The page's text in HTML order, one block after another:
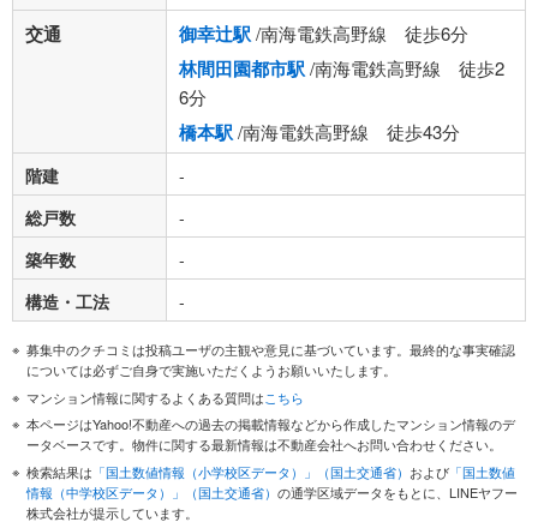
交通 御幸辻駅/南海電鉄高野線 徒歩6分
林間田園都市駅/南海電鉄高野線 徒歩2
6分
橋本駅/南海電鉄高野線 徒歩43分
階建
-
総戸数
-
築年数
-
構造・工法
-
募集中のクチコミは投稿ユーザの主観や意見に基づいています。最終的な事実確認
については必ずご自身で実施いただくようお願いいたします。
マンション情報に関するよくある質問はこちら
本ページはYahoo!不動産への過去の掲載情報などから作成したマンション情報のデ
ータベースです。物件に関する最新情報は不動産会社へお問い合わせください。
検索結果は 「国土数値情報（小学校区データ）」（国土交通省） および 「国土数値
情報（中学校区データ）」（国土交通省） の通学区域データをもとに、LINEヤフー
株式会社が提示しています。